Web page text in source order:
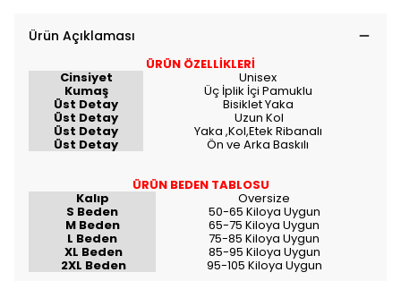
Ürün Açıklaması
ÜRÜN ÖZELLİKLERİ
Cinsiyet Unisex
Kumaş Üç İplik İçi Pamuklu
Üst Detay Bisiklet Yaka
Üst Detay Uzun Kol
Üst Detay Yaka ,Kol,Etek Ribanalı
Üst Detay Ön ve Arka Baskılı
ÜRÜN BEDEN TABLOSU
Kalıp Oversize
S Beden 50-65 Kiloya Uygun
M Beden 65-75 Kiloya Uygun
L Beden 75-85 Kiloya Uygun
XL Beden 85-95 Kiloya Uygun
2XL Beden 95-105 Kiloya Uygun